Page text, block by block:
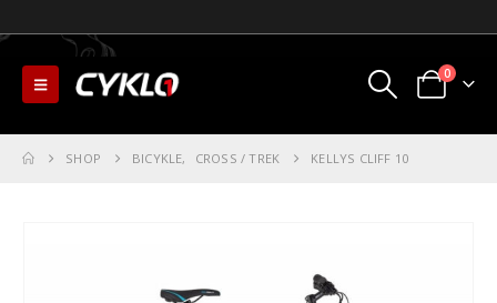
0
SHOP BICYKLE, CROSS / TREK KELLYS CLIFF 10